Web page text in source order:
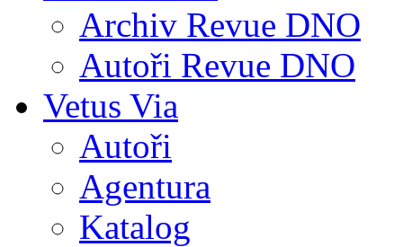
Archiv Revue DNO
Autoři Revue DNO
Vetus Via
Autoři
Agentura
Katalog